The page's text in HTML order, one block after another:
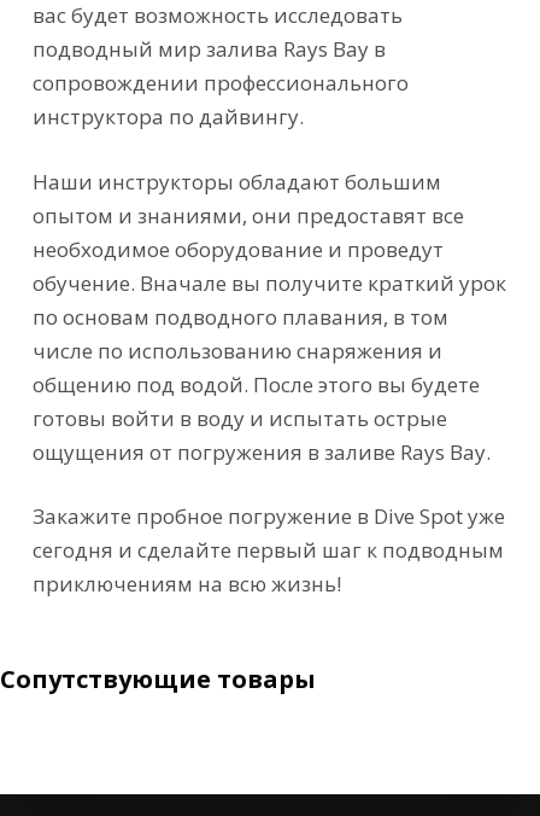
вас будет возможность исследовать
подводный мир залива Rays Bay в
сопровождении профессионального
инструктора по дайвингу.
Наши инструкторы обладают большим
опытом и знаниями, они предоставят все
необходимое оборудование и проведут
обучение. Вначале вы получите краткий урок
по основам подводного плавания, в том
числе по использованию снаряжения и
общению под водой. После этого вы будете
готовы войти в воду и испытать острые
ощущения от погружения в заливе Rays Bay.
Закажите пробное погружение в Dive Spot уже
сегодня и сделайте первый шаг к подводным
приключениям на всю жизнь!
Сопутствующие товары